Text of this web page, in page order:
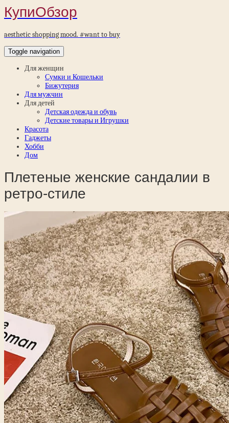
КупиОбзор
aesthetic shopping mood. #want to buy
Toggle navigation
Для женщин
Сумки и Кошельки
Бижутерия
Для мужчин
Для детей
Детская одежда и обувь
Детские товары и Игрушки
Красота
Гаджеты
Хобби
Дом
Плетеные женские сандалии в
ретро-стиле